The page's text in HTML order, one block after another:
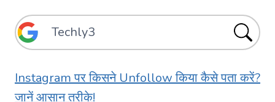
Instagram पर किसने Unfollow किया कैसे पता करें?
जानें आसान तरीके!